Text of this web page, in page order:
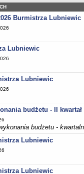
przestrzenne
zaopatrzenia w wodę i
Lubniewice
I KIERUNKÓW
przestrzenne
Burmistrza Lubniewic
Lubniewic
Lubniewic
budżetu - II kwartał
budżetu -
Lubniewic
Lubniewic